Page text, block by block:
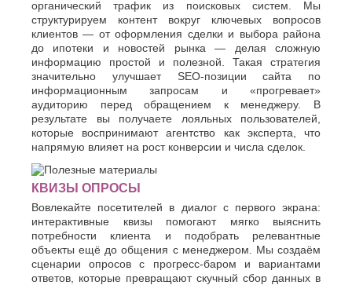
органический трафик из поисковых систем. Мы
структурируем контент вокруг ключевых вопросов
клиентов — от оформления сделки и выбора района
до ипотеки и новостей рынка — делая сложную
информацию простой и полезной. Такая стратегия
значительно улучшает SEO-позиции сайта по
информационным запросам и «прогревает»
аудиторию перед обращением к менеджеру. В
результате вы получаете лояльных пользователей,
которые воспринимают агентство как эксперта, что
напрямую влияет на рост конверсии и числа сделок.
КВИЗЫ ОПРОСЫ
Вовлекайте посетителей в диалог с первого экрана:
интерактивные квизы помогают мягко выяснить
потребности клиента и подобрать релевантные
объекты ещё до общения с менеджером. Мы создаём
сценарии опросов с прогресс-баром и вариантами
ответов, которые превращают скучный сбор данных в